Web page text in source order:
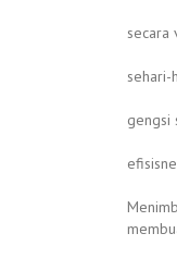
secara
sehari-
gengsi